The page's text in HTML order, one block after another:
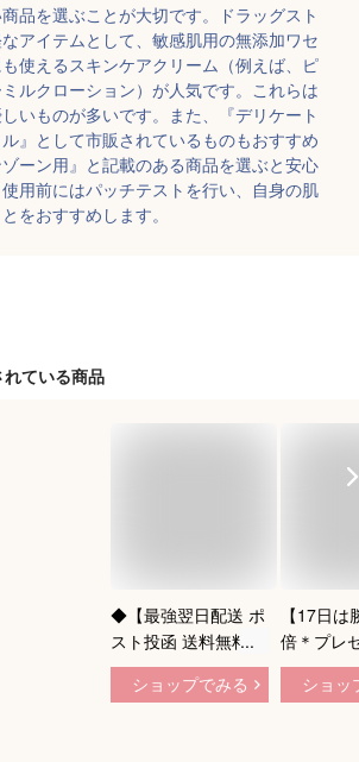
品を選ぶことが大切です。ドラッグスト
アイテムとして、敏感肌用の無添加ワセ
使えるスキンケアクリーム（例えば、ピ
ルクローション）が人気です。これらは
いものが多いです。また、『デリケート
』として市販されているものもおすすめ
ーン用』と記載のある商品を選ぶと安心
用前にはパッチテストを行い、自身の肌
をおすすめします。
ている商品
◆【最強翌日配送 ポ
スト投函 送料無料】
【デリケートゾーン
保湿液】ジェクス メ
ショップでみる
【17日
倍＊プレ
ンペーン
賞＊楽天
ショッ